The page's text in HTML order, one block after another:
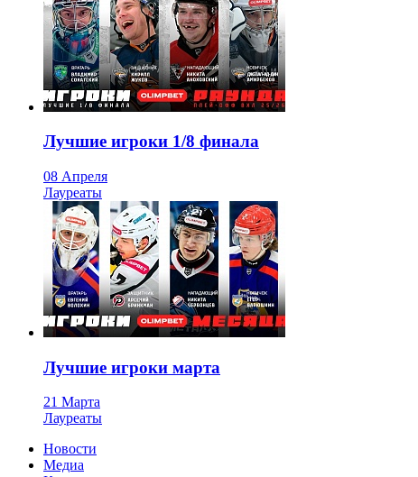
Лучшие игроки 1/8 финала
08 Апреля
Лауреаты
Лучшие игроки марта
21 Марта
Лауреаты
Новости
Медиа